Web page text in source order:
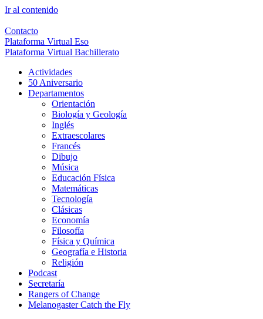
Ir al contenido
Contacto
Plataforma Virtual Eso
Plataforma Virtual Bachillerato
Actividades
50 Aniversario
Departamentos
Orientación
Biología y Geología
Inglés
Extraescolares
Francés
Dibujo
Música
Educación Física
Matemáticas
Tecnología
Clásicas
Economía
Filosofía
Física y Química
Geografía e Historia
Religión
Podcast
Secretaría
Rangers of Change
Melanogaster Catch the Fly